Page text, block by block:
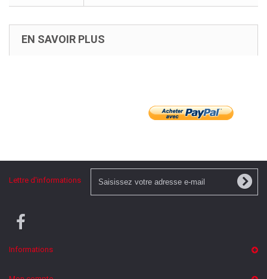
EN SAVOIR PLUS
Lettre d'informations
Informations